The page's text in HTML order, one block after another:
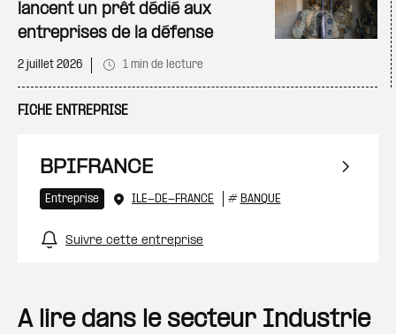
lancent un prêt dédié aux
entreprises de la défense
2 juillet 2026 1 min de lecture
FICHE ENTREPRISE
BPIFRANCE
Entreprise ILE-DE-FRANCE # BANQUE
Suivre cette entreprise
A lire dans le secteur Industrie